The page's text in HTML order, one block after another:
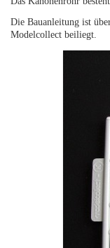
Die Bauanleitung ist
Modelcollect beiliegt.